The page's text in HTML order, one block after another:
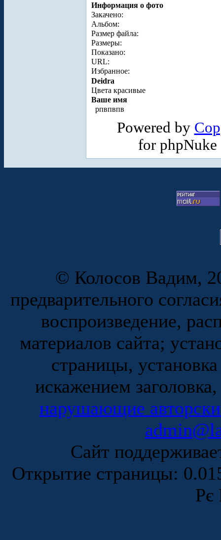
Информация о фото
Закачено:
Альбом:
Размер файла:
Размеры:
Показано:
URL:
Избранное:
Deidra
Цвета красивые
Ваше имя
рпвпвпв
Powered by
for
© Колосов Вадим,
предварительного
воспроизведение,
материалов сайта;
страницы,
искажением
нарушающие
Сайт
Открытие страницы:
Рє